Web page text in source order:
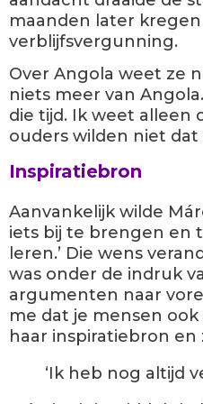
maanden later
verblijfsvergunning.
Over Angola weet ze
niets meer van
die tijd. Ik weet alleen
ouders wilden niet
Inspiratiebron
Aanvankelijk wilde
iets bij te brengen en
leren.’ Die wens
was onder de indruk
argumenten naar
me dat je mensen ook
haar inspiratiebron
‘Ik heb nog altijd